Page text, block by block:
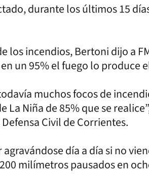
durante los últimos 15
los incendios, Bertoni dijo a
un 95% el fuego lo produce
muchos focos de
Niña de 85% que se
Civil de Corrientes.
día a día si no
milímetros pausados en